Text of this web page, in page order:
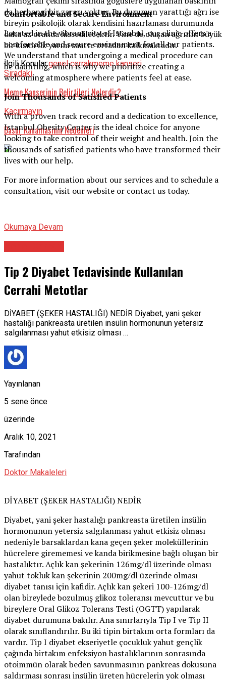
da herhangi bir zararı yoktur. Bu durumun yarattığı ağrı ise
bireyin psikolojik olarak kendisini hazırlaması durumunda
daha az oranda hissedilecektir. Yine de oluşan ağrının büyük
bir kısmı ilk yarım saatte ortadan kalkmaktadır.
İlgili Konular:genel cerrahmeme kanseri
Sıradaki
Meme Kanserinin Belirtileri Nelerdir?
Kaçırmayın
Basur Kanamasının Nedenleri
Comfortable and Secure Environment
Located in the vibrant city of Istanbul, our clinic offers a
comfortable and secure environment for all our patients.
We understand that undergoing a medical procedure can
be daunting, which is why we prioritize creating a
welcoming atmosphere where patients feel at ease.
Join Thousands of Satisfied Patients
With a proven track record and a dedication to excellence,
Istanbul Obesity Center is the ideal choice for anyone
looking to take control of their weight and health. Join the
thousands of satisfied patients who have transformed their
lives with our help.
For more information about our services and to schedule a
consultation, visit our website or contact us today.
Okumaya Devam
Tip 2 Diyabet Tedavisinde Kullanılan
Cerrahi Metotlar
DİYABET (ŞEKER HASTALIĞI) NEDİR Diyabet, yani şeker
hastalığı pankreasta üretilen insülin hormonunun yetersiz
salgılanması yahut etkisiz olması …
Yayınlanan
5 sene önce
üzerinde
Aralık 10, 2021
Tarafından
Doktor Makaleleri
DİYABET (ŞEKER HASTALIĞI) NEDİR
Diyabet, yani şeker hastalığı pankreasta üretilen insülin
hormonunun yetersiz salgılanması yahut etkisiz olması
nedeniyle barsaklardan kana geçen şeker moleküllerinin
hücrelere girememesi ve kanda birikmesine bağlı oluşan bir
hastalıktır. Açlık kan şekerinin 126mg/dl üzerinde olması
yahut tokluk kan şekerinin 200mg/dl üzerinde olması
diyabet tanısı için kafidir. Açlık kan şekeri 100-126mg/dl
olan bireylede bozulmuş glikoz toleransı mevcuttur ve bu
bireylere Oral Glikoz Tolerans Testi (OGTT) yapılarak
diyabet durumuna bakılır. Ana sınırlarıyla Tip I ve Tip II
olarak sınıflandırılır. Bu iki tipin birtakım orta formları da
vardır. Tip I diyabet ekseriyetle çocukluk yahut gençlik
çağında birtakım enfeksiyon hastalıklarının sonrasında
otoimmün olarak beden savunmasının pankreas dokusuna
saldırması sonrası insülin üreten hücrelerin yok olması